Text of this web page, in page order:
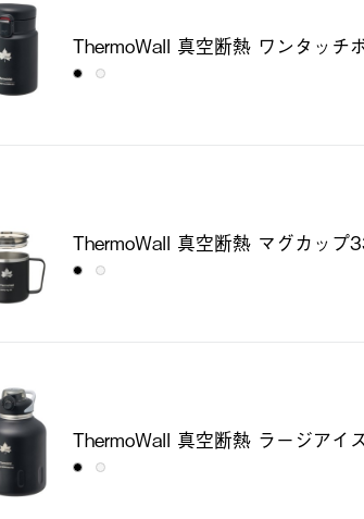
ThermoWall 真空断熱 ワンタッチ
ThermoWall 真空断熱 マグカップ
ThermoWall 真空断熱 ラージアイ